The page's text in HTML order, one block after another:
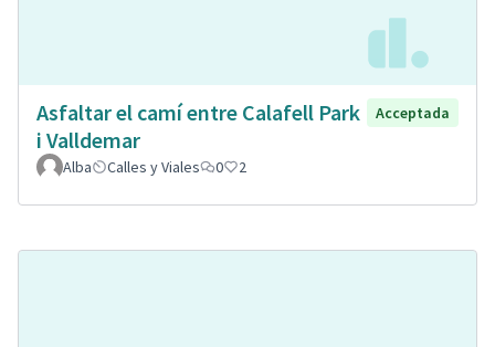
Asfaltar el camí entre Calafell Park
i Valldemar
Acceptada
Alba Calles y Viales 0 2